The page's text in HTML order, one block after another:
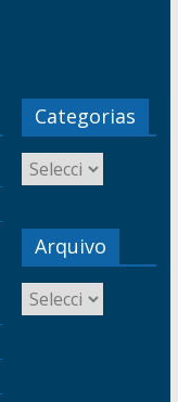
Categorias
Arquivo